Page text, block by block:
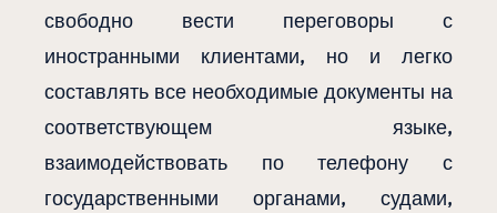
свободно вести переговоры с
иностранными клиентами, но и легко
составлять все необходимые документы на
соответствующем языке,
взаимодействовать по телефону с
государственными органами, судами,